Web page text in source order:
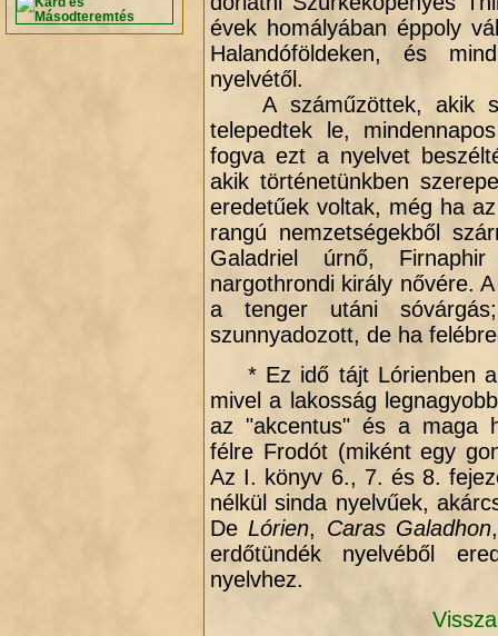
évek homályában éppoly
Halandóföldeken, és
nyelvétől.
A száműzöttek, akik
telepedtek le,
fogva ezt a nyelvet
akik történetünkben
eredetűek voltak, még ha
rangú nemzetségekből
Galadriel úrnő,
nargothrondi király nővére.
a tenger utáni
szunnyadozott, de ha
* Ez idő tájt Lórienben a
mivel a lakosság
az "akcentus" és a maga
félre Frodót (miként egy
Az I. könyv 6., 7. és 8.
nélkül sinda nyelvűek,
DeLórien, Caras Galadhon
erdőtündék nyelvéből
nyelvhez.